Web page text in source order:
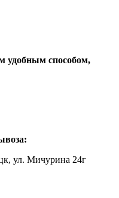
удобным способом,
ул. Мичурина 24г